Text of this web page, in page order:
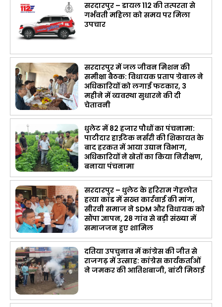
सरदारपुर – डायल 112 की तत्परता से
गर्भवती महिला को समय पर मिला
उपचार
सरदारपुर में जल जीवन मिशन की
समीक्षा बैठक: विधायक प्रताप ग्रेवाल ने
अधिकारियों को लगाई फटकार, 3
महीने में व्यवस्था सुधारने की दी
चेतावनी
धुलेट में 82 हजार पौधों का पंचनामा:
पाटीदार हाईटेक नर्सरी की शिकायत के
बाद हरकत में आया उद्यान विभाग,
अधिकारियों ने खेतों का किया निरीक्षण,
बनाया पंचनामा
सरदारपुर – धुलेट के हरिराम गेहलोत
हत्या कांड में सख्त कार्रवाई की मांग,
सीरवी समाज ने SDM और विधायक को
सौंपा ज्ञापन, 28 गांव से बड़ी संख्या में
समाजजन हुए शामिल
दतिया उपचुनाव में कांग्रेस की जीत से
राजगढ़ में उत्साह: कांग्रेस कार्यकर्ताओं
ने जमकर की आतिशबाजी, बांटी मिठाई